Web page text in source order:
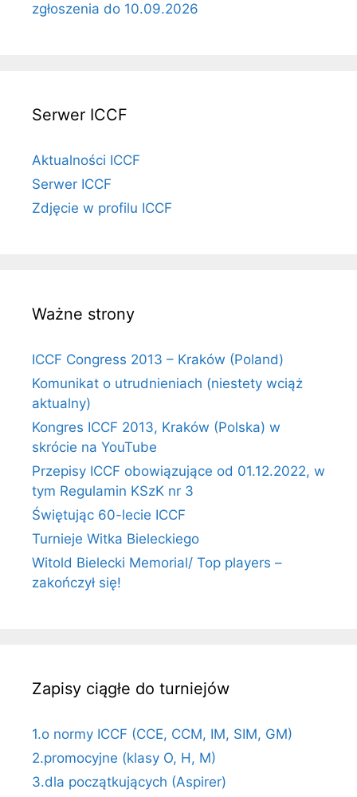
zgłoszenia do 10.09.2026
Serwer ICCF
Aktualności ICCF
Serwer ICCF
Zdjęcie w profilu ICCF
Ważne strony
ICCF Congress 2013 – Kraków (Poland)
Komunikat o utrudnieniach (niestety wciąż
aktualny)
Kongres ICCF 2013, Kraków (Polska) w
skrócie na YouTube
Przepisy ICCF obowiązujące od 01.12.2022, w
tym Regulamin KSzK nr 3
Świętując 60-lecie ICCF
Turnieje Witka Bieleckiego
Witold Bielecki Memorial/ Top players –
zakończył się!
Zapisy ciągłe do turniejów
1.o normy ICCF (CCE, CCM, IM, SIM, GM)
2.promocyjne (klasy O, H, M)
3.dla początkujących (Aspirer)